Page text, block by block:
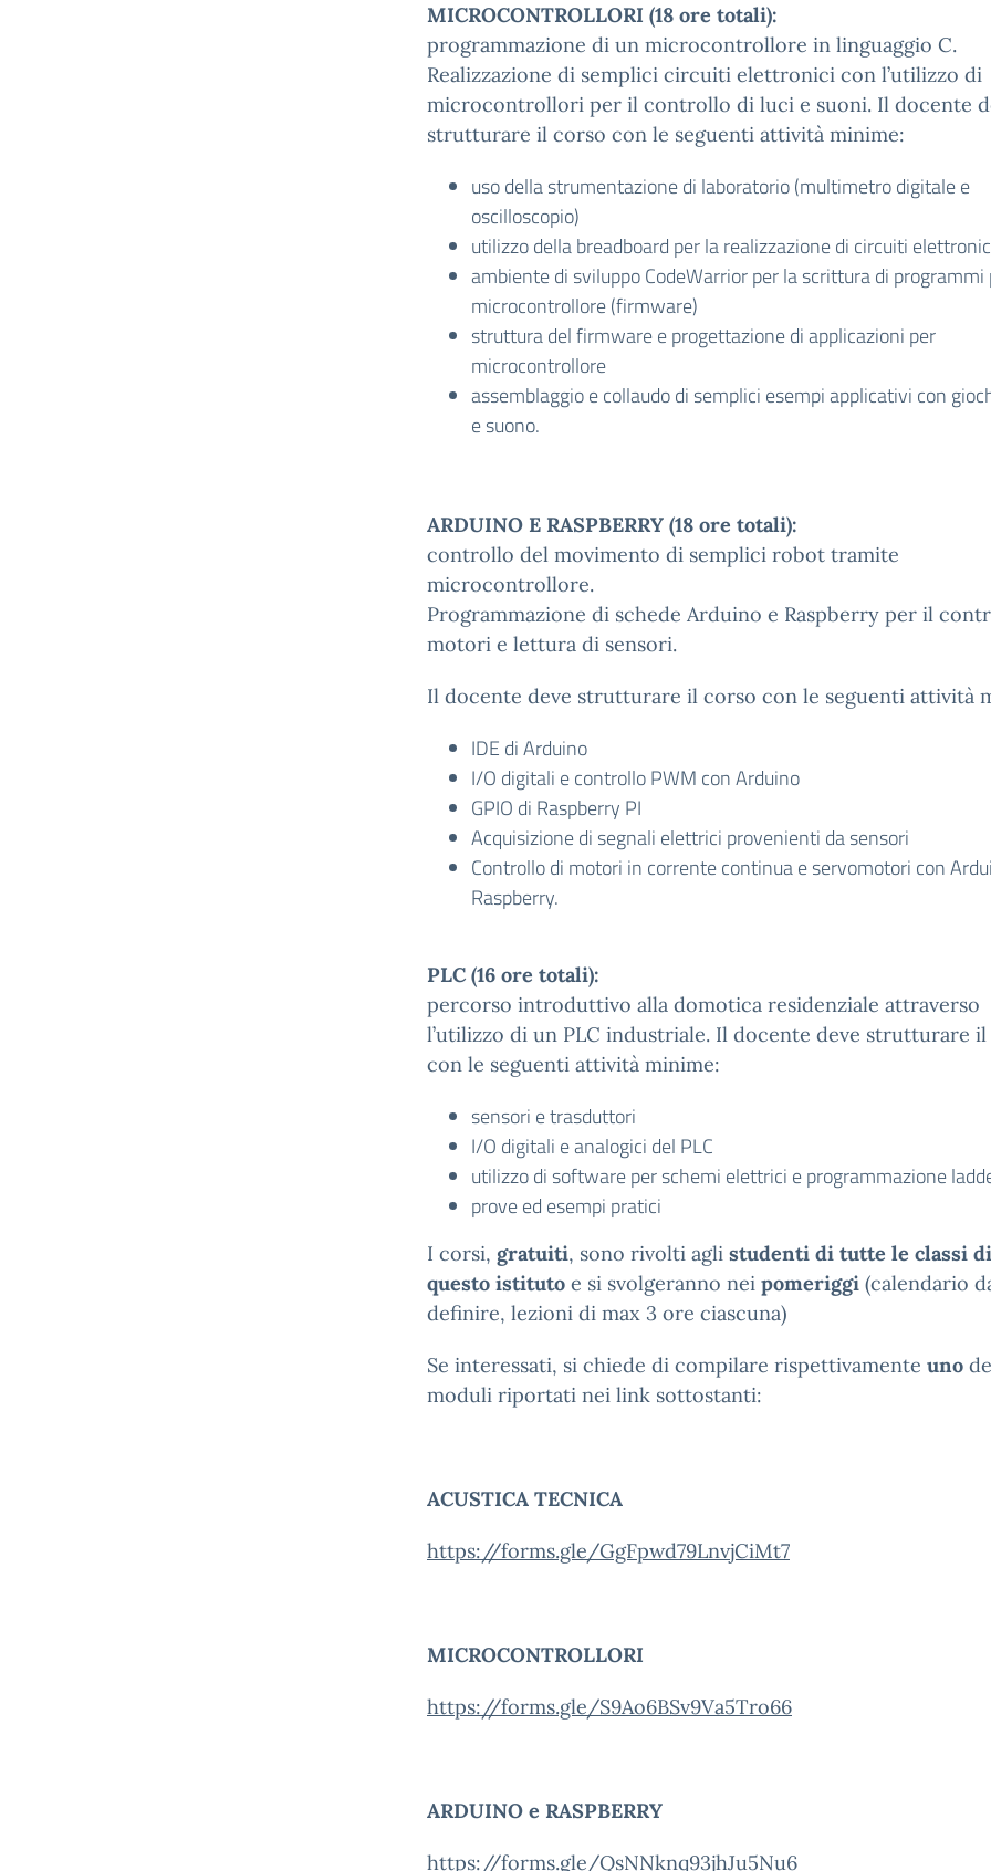
MICROCONTROLLORI (18 ore totali):
programmazione di un microcontrollore in linguaggio C.
Realizzazione di semplici circuiti elettronici con l’utilizzo di
microcontrollori per il controllo di luci e suoni. Il docente
strutturare il corso con le seguenti attività minime:
uso della strumentazione di laboratorio (multimetro digitale e
oscilloscopio)
utilizzo della breadboard per la realizzazione di circuiti
ambiente di sviluppo CodeWarrior per la scrittura di programmi
microcontrollore (firmware)
struttura del firmware e progettazione di applicazioni per
microcontrollore
assemblaggio e collaudo di semplici esempi applicativi con
e suono.
ARDUINO E RASPBERRY (18 ore totali):
controllo del movimento di semplici robot tramite
microcontrollore.
Programmazione di schede Arduino e Raspberry per il
motori e lettura di sensori.
Il docente deve strutturare il corso con le seguenti attività
IDE di Arduino
I/O digitali e controllo PWM con Arduino
GPIO di Raspberry PI
Acquisizione di segnali elettrici provenienti da sensori
Controllo di motori in corrente continua e servomotori con
Raspberry.
PLC (16 ore totali):
percorso introduttivo alla domotica residenziale attraverso
l’utilizzo di un PLC industriale. Il docente deve strutturare
con le seguenti attività minime:
sensori e trasduttori
I/O digitali e analogici del PLC
utilizzo di software per schemi elettrici e programmazione
prove ed esempi pratici
I corsi, gratuiti, sono rivolti agli studenti di tutte le classi di
questo istituto e si svolgeranno nei pomeriggi (calendario
definire, lezioni di max 3 ore ciascuna)
Se interessati, si chiede di compilare rispettivamente uno
moduli riportati nei link sottostanti:
ACUSTICA TECNICA
https://forms.gle/GgFpwd79LnvjCiMt7
MICROCONTROLLORI
https://forms.gle/S9Ao6BSv9Va5Tro66
ARDUINO e RASPBERRY
https://forms.gle/QsNNknq93jhJu5Nu6